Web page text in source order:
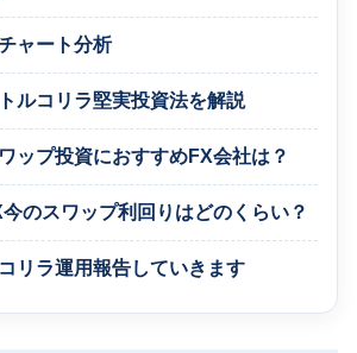
ャート分析
ルコリラ堅実投資法を解説
ップ投資におすすめFX会社は？
のスワップ利回りはどのくらい？
リラ運用報告していきます